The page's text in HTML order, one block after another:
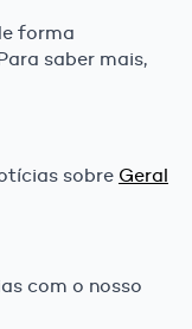
forma
saber mais,
sobre Geral
com o nosso